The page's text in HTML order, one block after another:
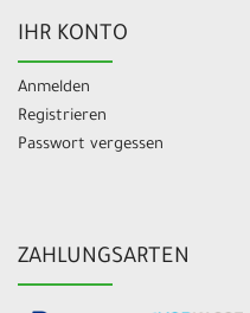
IHR KONTO
Anmelden
Registrieren
Passwort vergessen
ZAHLUNGSARTEN